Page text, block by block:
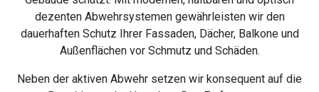
dezenten Abwehrsystemen gewährleisten wir den
dauerhaften Schutz Ihrer Fassaden, Dächer, Balkone und
Außenflächen vor Schmutz und Schäden.
Neben der aktiven Abwehr setzen wir konsequent auf die